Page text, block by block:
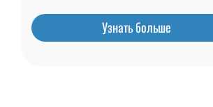
Узнать больше